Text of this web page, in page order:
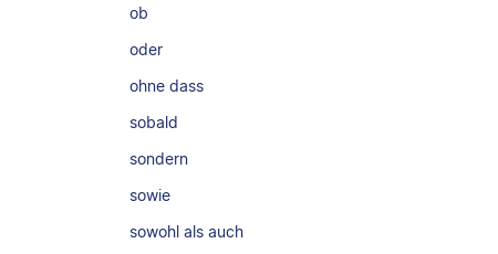
ob
oder
ohne dass
sobald
sondern
sowie
sowohl als auch